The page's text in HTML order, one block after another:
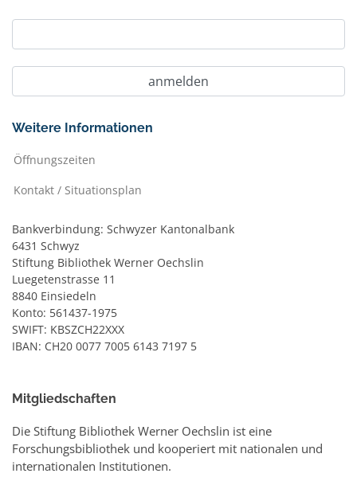
Weitere Informationen
Öffnungszeiten
Kontakt / Situationsplan
Bankverbindung: Schwyzer Kantonalbank
6431 Schwyz
Stiftung Bibliothek Werner Oechslin
Luegetenstrasse 11
8840 Einsiedeln
Konto: 561437-1975
SWIFT: KBSZCH22XXX
IBAN: CH20 0077 7005 6143 7197 5
Mitgliedschaften
Die Stiftung Bibliothek Werner Oechslin ist eine
Forschungsbibliothek und kooperiert mit nationalen und
internationalen Institutionen.